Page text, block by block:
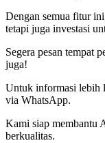
Dengan semua fitur
tetapi juga investasi
Segera pesan tempat
juga!
Untuk informasi lebih
via WhatsApp.
Kami siap membantu
berkualitas.